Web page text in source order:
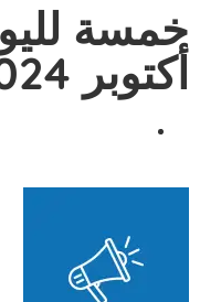
أكتوبر 2024